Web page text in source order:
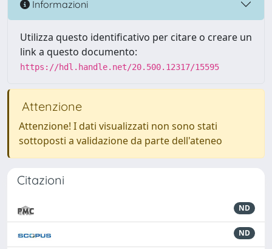
Informazioni
Utilizza questo identificativo per citare o creare un
link a questo documento:
https://hdl.handle.net/20.500.12317/15595
Attenzione
Attenzione! I dati visualizzati non sono stati
sottoposti a validazione da parte dell'ateneo
Citazioni
ND
ND